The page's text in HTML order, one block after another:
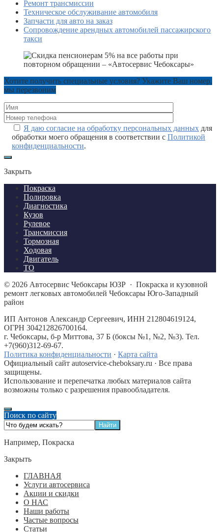
Ремонт трансмиссии
Техническое обслуживание автомобиля
Запчасти для авто на заказ
Сопровождение арендных автомобилей пассажирского
такси
Хотите получить специальные условия? Укажите Ваш номер,
мы перезвоним
Я даю согласие на обработку персональных данных для
обработки моего обращения в соответствии с Политикой
конфиденциальности.
Закрыть
Покраска
Полировка
Диагностика
Кузов
Рулевое
Трансмиссия
Тормозная
Ходовая
Двигатель
ТО
© 2026 Автосервис Чебоксары ЮЗР · Покраска и кузовной
ремонт легковых автомобилей Чебоксары Юго-Западный
район
ИП Антонов Александр Сергеевич, ИНН 212804619124,
ОГРН 304212826700164.
г. Чебоксары, б-р Миттова, 37 Б (боксы №1, №2, №3). Тел.
+7(960)312-69-67.
Политика конфиденциальности · Карта сайта
Официальный сайт autoservice-cheboksary.ru · Все права
защищены.
Использование и перепечатка любых материалов сайта
возможны только с разрешения правообладателя.
Поиск по сайту
Например, Покраска
Закрыть
ГЛАВНАЯ
Услуги автосервиса
Акции и скидки
О НАС
Наши работы
Частые вопросы
Статьи